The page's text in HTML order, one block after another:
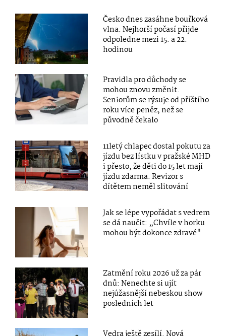
Česko dnes zasáhne bouřková
vlna. Nejhorší počasí přijde
odpoledne mezi 15. a 22.
hodinou
Pravidla pro důchody se
mohou znovu změnit.
Seniorům se rýsuje od příštího
roku více peněz, než se
původně čekalo
11letý chlapec dostal pokutu za
jízdu bez lístku v pražské MHD
i přesto, že děti do 15 let mají
jízdu zdarma. Revizor s
dítětem neměl slitování
Jak se lépe vypořádat s vedrem
se dá naučit: „Chvíle v horku
mohou být dokonce zdravé"
Zatmění roku 2026 už za pár
dnů: Nenechte si ujít
nejúžasnější nebeskou show
posledních let